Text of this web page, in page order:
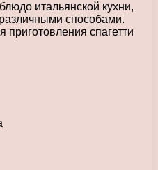
итальянской кухни,
способами.
приготовления спагетти